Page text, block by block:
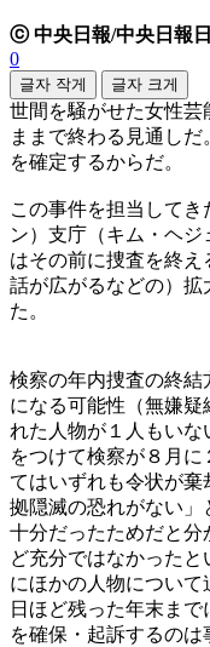
ⓒ 中央日報/中央日報
0
글자 작게 글자 크게
世間を騒がせた女性
ままで終わる見通し
を確定するからだ。
この事件を担当して
ン）支庁（キム・ヘジ
はその前に捜査を終え
話が広がるなどの）拡
た。
検察の年内捜査の終結
になる可能性（無嫌疑
れた人物が１人もいな
をつけて検察が８月
てはいずれも令状が
拠隠滅の恐れがない
十分だったためだと
ど充分ではなかった
にほかの人物について
日ほど残った年末ま
を確保・起訴するの